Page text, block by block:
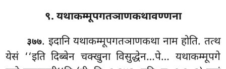
९. यथाकम्मूपगतञाणकथावण्णना
३७७. इदानियथाकम्मूपगतञाणकथा नाम होति. तत्थ
येसं ‘‘इति दिब्बेन चक्खुना विसुद्धेन…पे… यथाकम्मूपगे